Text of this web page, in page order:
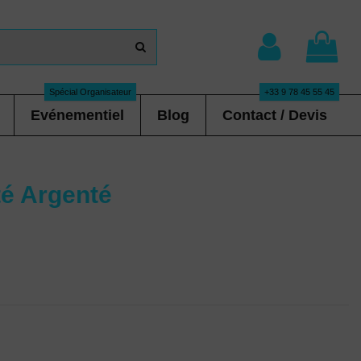
Evénementiel
Spécial Organisateur
Blog Contact / Devis
+33 9 78 45 55 45
Argenté